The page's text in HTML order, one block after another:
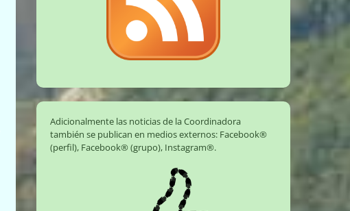
Adicionalmente las noticias de la Coordinadora
también se publican en medios externos: Facebook®
(perfil), Facebook® (grupo), Instagram®.